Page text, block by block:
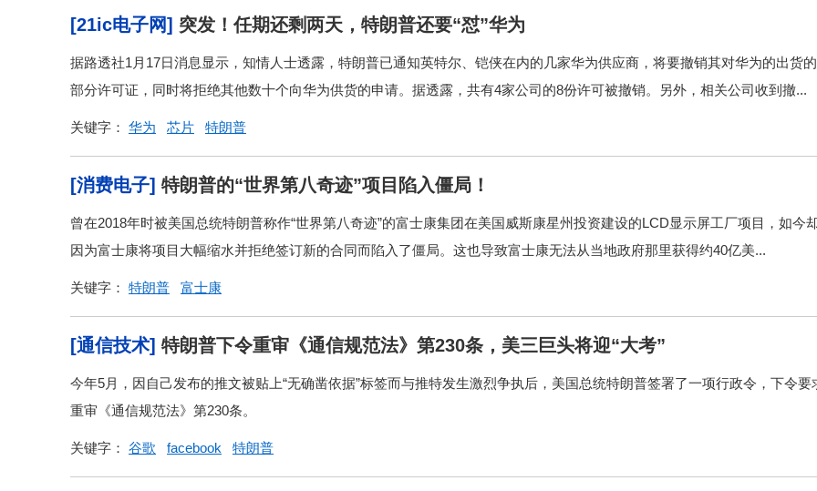
[21ic电子网] 突发！任期还剩两天，特朗普还要“怼”华为
据路透社1月17日消息显示，知情人士透露，特朗普已通知英特尔、铠侠在内的几家华为供应商，将要撤销其对华为的出货的
部分许可证，同时将拒绝其他数十个向华为供货的申请。据透露，共有4家公司的8份许可被撤销。另外，相关公司收到撤...
关键字： 华为 芯片 特朗普
[消费电子] 特朗普的“世界第八奇迹”项目陷入僵局！
曾在2018年时被美国总统特朗普称作“世界第八奇迹”的富士康集团在美国威斯康星州投资建设的LCD显示屏工厂项目，如今
因为富士康将项目大幅缩水并拒绝签订新的合同而陷入了僵局。这也导致富士康无法从当地政府那里获得约40亿美...
关键字： 特朗普 富士康
[通信技术] 特朗普下令重审《通信规范法》第230条，美三巨头将迎“大考”
今年5月，因自己发布的推文被贴上“无确凿依据”标签而与推特发生激烈争执后，美国总统特朗普签署了一项行政令，下令要
重审《通信规范法》第230条。
关键字： 谷歌 facebook 特朗普